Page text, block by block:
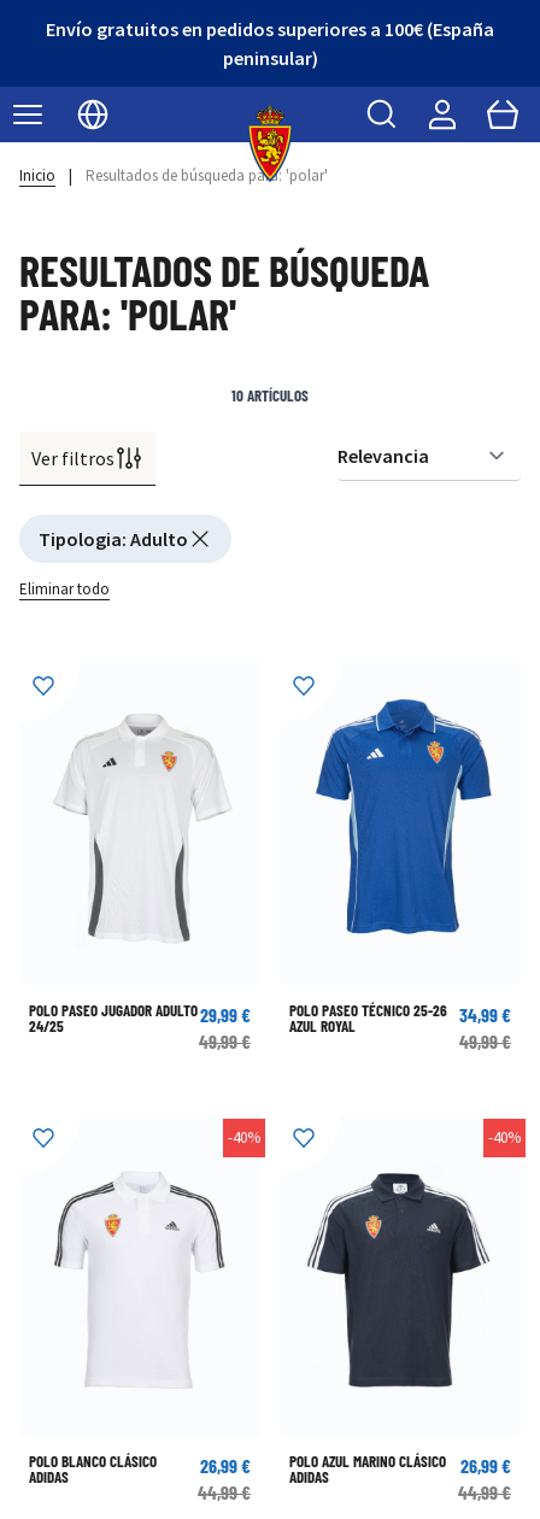
Envío gratuitos en pedidos superiores a 100€ (España
peninsular)
Seleccionar idioma
Buscar Cart
Inicio | Resultados de búsqueda para: 'polar'
RESULTADOS DE BÚSQUEDA
PARA: 'POLAR'
Ver filtros
Active filtering
Tipologia: Adulto
Eliminar todo
10ARTÍCULOS
POLO PASEO JUGADOR ADULTO
24/25
29,99 €
49,99 €
POLO PASEO TÉCNICO 25-26
AZUL ROYAL
34,99 €
49,99 €
-40%
POLO BLANCO CLÁSICO
ADIDAS
26,99 €
44,99 €
-40%
POLO AZUL MARINO CLÁSICO
ADIDAS
26,99 €
44,99 €